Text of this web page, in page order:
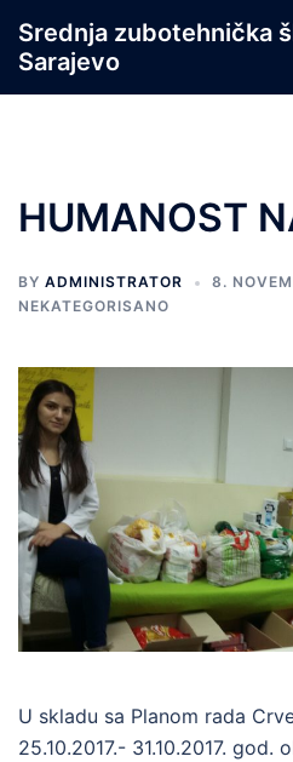
content
Srednja zubotehnička
Sarajevo
HUMANOST
BY ADMINISTRATOR
8.
NEKATEGORISANO
U skladu sa Planom rada
25.10.2017.- 31.10.2017. god.